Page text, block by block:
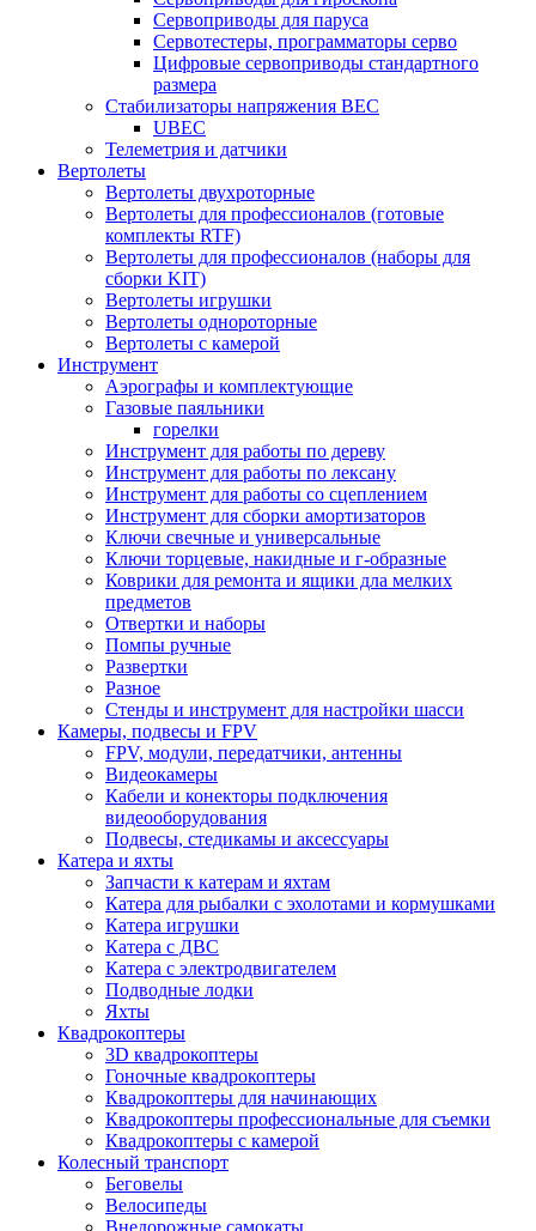
Сервоприводы для паруса
Сервотестеры, программаторы серво
Цифровые сервоприводы стандартного
размера
Стабилизаторы напряжения BEC
UBEC
Телеметрия и датчики
Вертолеты
Вертолеты двухроторные
Вертолеты для профессионалов (готовые
комплекты RTF)
Вертолеты для профессионалов (наборы для
сборки KIT)
Вертолеты игрушки
Вертолеты однороторные
Вертолеты с камерой
Инструмент
Аэрографы и комплектующие
Газовые паяльники
горелки
Инструмент для работы по дереву
Инструмент для работы по лексану
Инструмент для работы со сцеплением
Инструмент для сборки амортизаторов
Ключи свечные и универсальные
Ключи торцевые, накидные и г-образные
Коврики для ремонта и ящики дла мелких
предметов
Отвертки и наборы
Помпы ручные
Развертки
Разное
Стенды и инструмент для настройки шасси
Камеры, подвесы и FPV
FPV, модули, передатчики, антенны
Видеокамеры
Кабели и конекторы подключения
видеооборудования
Подвесы, стедикамы и аксессуары
Катера и яхты
Запчасти к катерам и яхтам
Катера для рыбалки с эхолотами и кормушками
Катера игрушки
Катера с ДВС
Катера с электродвигателем
Подводные лодки
Яхты
Квадрокоптеры
3D квадрокоптеры
Гоночные квадрокоптеры
Квадрокоптеры для начинающих
Квадрокоптеры профессиональные для съемки
Квадрокоптеры с камерой
Колесный транспорт
Беговелы
Велосипеды
Внедорожные самокаты